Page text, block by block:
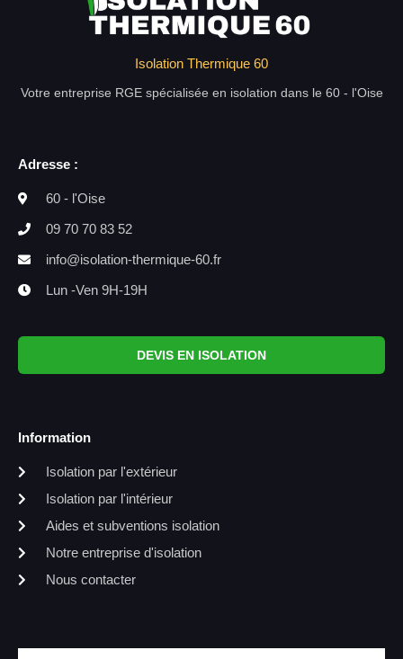
Isolation Thermique 60
Votre entreprise RGE spécialisée en isolation dans le 60 - l'Oise
Adresse :
60 - l'Oise
09 70 70 83 52
info@isolation-thermique-60.fr
Lun -Ven 9H-19H
DEVIS EN ISOLATION
Information
Isolation par l'extérieur
Isolation par l'intérieur
Aides et subventions isolation
Notre entreprise d'isolation
Nous contacter